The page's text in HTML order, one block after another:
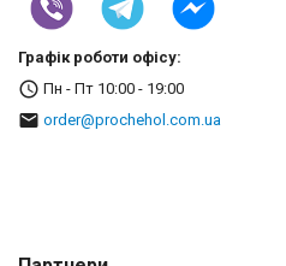
Графік роботи офісу:
Пн - Пт 10:00 - 19:00
order@prochehol.com.ua